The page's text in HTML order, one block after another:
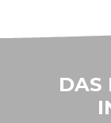
DAS